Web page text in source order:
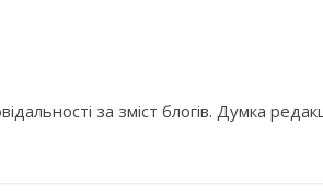
за зміст блогів. Думка